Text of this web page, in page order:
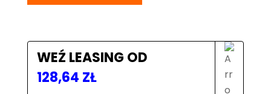
ECO
mm,
blat
8
mm,
WEŹ LEASING OD
128,64 ZŁ